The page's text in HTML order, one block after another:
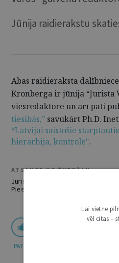
Jūnija raidierakstu
Abas raidieraksta
Kronberga ir jūnija “Jurista
viesredaktore un arī pati
tiesībās,” savukārt Ph.D.
“Latvijai saistošie
hierarhija, kontrole".
ATSAUCE UZ ŽURNĀLU
Jurista Vārds. Bērna balss un
Pieejams: https://juristavards.lv/
PATĪK
Lai vietne
vēl citas –